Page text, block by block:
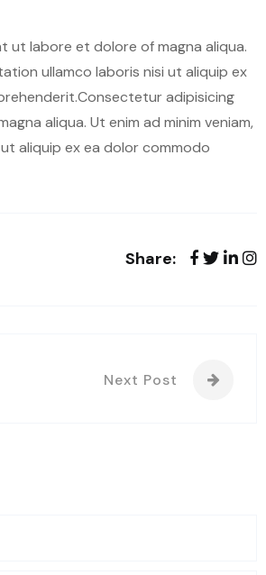
ut labore et dolore of magna aliqua.
ullamco laboris nisi ut aliquip ex
adipisicing
aliqua. Ut enim ad minim veniam,
aliquip ex ea dolor commodo
Share:
Next Post